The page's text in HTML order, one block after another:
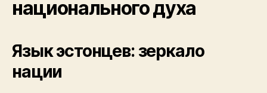
национального духа
Язык эстонцев: зеркало
нации